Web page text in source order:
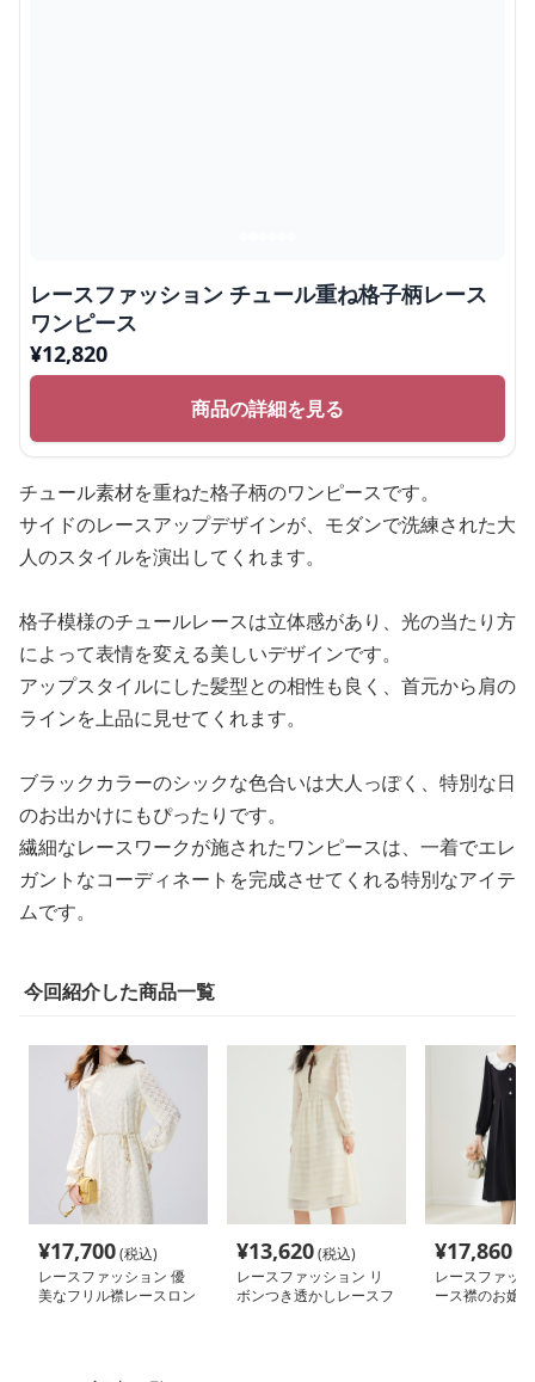
レースファッション チュール重ね格子柄レース
ワンピース
¥12,820
商品の詳細を見る
チュール素材を重ねた格子柄のワンピースです。
サイドのレースアップデザインが、モダンで洗練された大
人のスタイルを演出してくれます。
格子模様のチュールレースは立体感があり、光の当たり方
によって表情を変える美しいデザインです。
アップスタイルにした髪型との相性も良く、首元から肩の
ラインを上品に見せてくれます。
ブラックカラーのシックな色合いは大人っぽく、特別な日
のお出かけにもぴったりです。
繊細なレースワークが施されたワンピースは、一着でエレ
ガントなコーディネートを完成させてくれる特別なアイテ
ムです。
今回紹介した商品一覧
¥17,700(税込)
レースファッション 優
美なフリル襟レースロン
¥13,620(税込)
レースファッション リ
ボンつき透かしレースフ
¥17,860
レースファッ
ース襟のお嬢